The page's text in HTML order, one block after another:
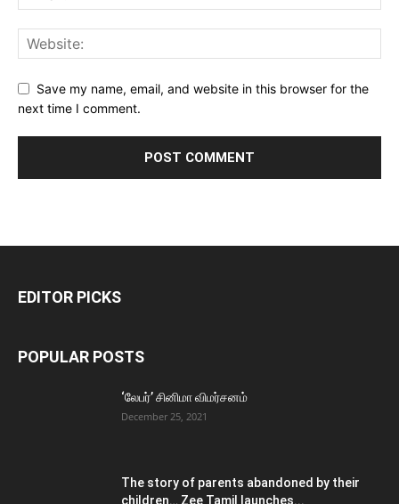
Save my name, email, and website in this browser for the
next time I comment.
EDITOR PICKS
POPULAR POSTS
‘லேபர்’ சினிமா விமர்சனம்
December 25, 2021
The story of parents abandoned by their
children… Zee Tamil launches...